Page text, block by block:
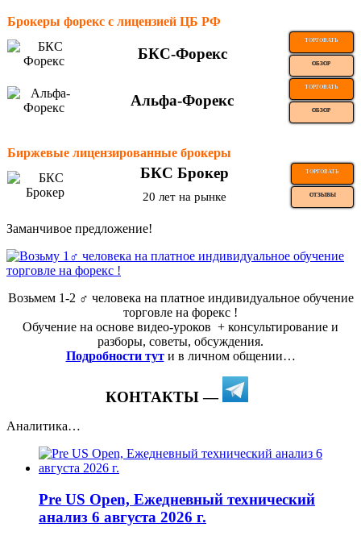
Брокеры форекс с лицензией ЦБ РФ
БКС-Форекс
ТОРГОВАТЬ
ОБЗОР
Альфа-Форекс
ТОРГОВАТЬ
ОБЗОР
Биржевые лицензированные брокеры
БКС Брокер ТОРГОВАТЬ
20 лет на рынке ОТЗЫВЫ
Заманчивое предложение!
Возьмем 1-2 ‍♂️ человека на платное индивидуальное обучение
торговле на форекс !
Обучение на основе видео-уроков ️ + консультирование и
разборы, советы, обсуждения.
Подробности тут и в личном общении…
КОНТАКТЫ —
Аналитика…
Pre US Open, Ежедневный технический
анализ 6 августа 2026 г.